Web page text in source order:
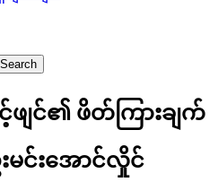
ျင်၏ ဖိတ်ကြားချက်
းမင်းအောင်လှိုင်